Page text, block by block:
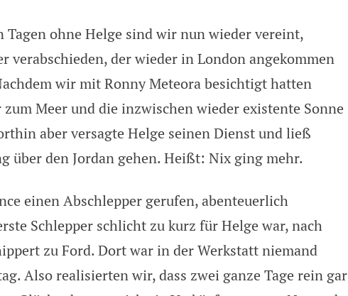
Tagen ohne Helge sind wir nun wieder vereint,
verabschieden, der wieder in London angekommen
wir mit Ronny Meteora besichtigt hatten
Meer und die inzwischen wieder existente Sonne
aber versagte Helge seinen Dienst und ließ
über den Jordan gehen. Heißt: Nix ging mehr.
einen Abschlepper gerufen, abenteuerlich
Schlepper schlicht zu kurz für Helge war, nach
zu Ford. Dort war in der Werkstatt niemand
Also realisierten wir, dass zwei ganze Tage rein gar